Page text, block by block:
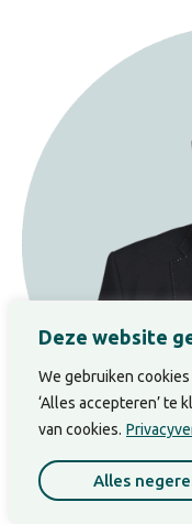
Deze website
We gebruiken
‘Alles accepteren’ te
van cookies.
Alles
Benno Rijpkema is